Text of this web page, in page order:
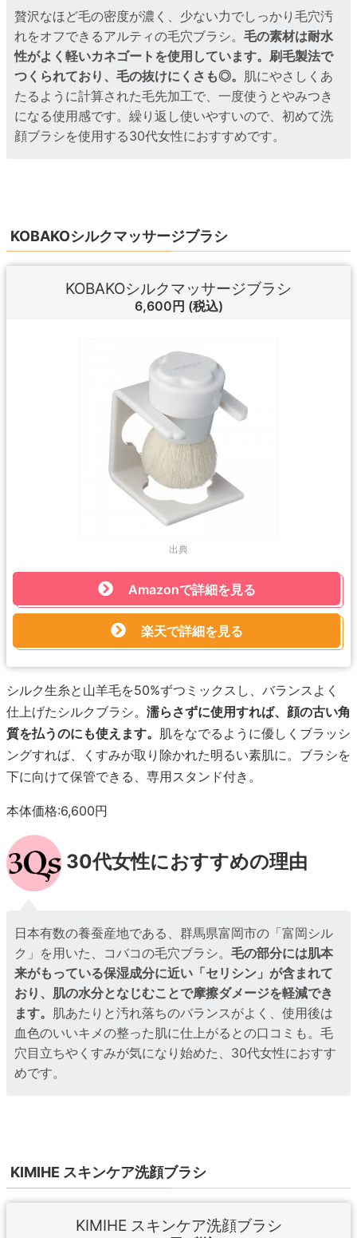
贅沢なほど毛の密度が濃く、少ない力でしっかり毛穴汚
れをオフできるアルティの毛穴ブラシ。毛の素材は耐水
性がよく軽いカネゴートを使用しています。刷毛製法で
つくられており、毛の抜けにくさも◎。 肌にやさしくあ
たるように計算された毛先加工で、一度使うとやみつき
になる使用感です。繰り返し使いやすいので、初めて洗
顔ブラシを使用する30代女性におすすめです。
KOBAKOシルクマッサージブラシ
KOBAKOシルクマッサージブラシ
6,600円 (税込)
出典
Amazonで詳細を見る
楽天で詳細を見る
シルク生糸と山羊毛を50%ずつミックスし、バランスよく
仕上げたシルクブラシ。 濡らさずに使用すれば、顔の古い角
質を払うのにも使えます。 肌をなでるように優しくブラッシ
ングすれば、くすみが取り除かれた明るい素肌に。ブラシを
下に向けて保管できる、専用スタンド付き。
本体価格:6,600円
30代女性におすすめの理由
日本有数の養蚕産地である、群馬県富岡市の「富岡シル
ク」を用いた、コバコの毛穴ブラシ。毛の部分には肌本
来がもっている保湿成分に近い「セリシン」が含まれて
おり、肌の水分となじむことで摩擦ダメージを軽減でき
ます。 肌あたりと汚れ落ちのバランスがよく、使用後は
血色のいいキメの整った肌に仕上がるとの口コミも。毛
穴目立ちやくすみが気になり始めた、30代女性におすす
めです。
KIMIHE スキンケア洗顔ブラシ
KIMIHE スキンケア洗顔ブラシ